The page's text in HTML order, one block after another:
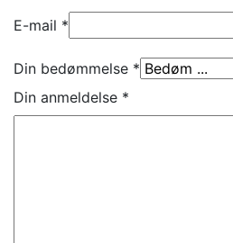
E-mail *
Din bedømmelse *
Din anmeldelse *